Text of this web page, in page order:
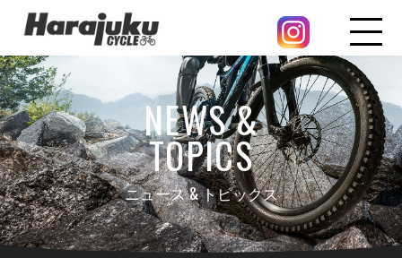
NEWS &
TOPICS
ニュース & トピックス